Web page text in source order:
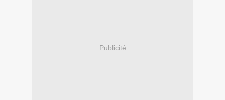
Publicité